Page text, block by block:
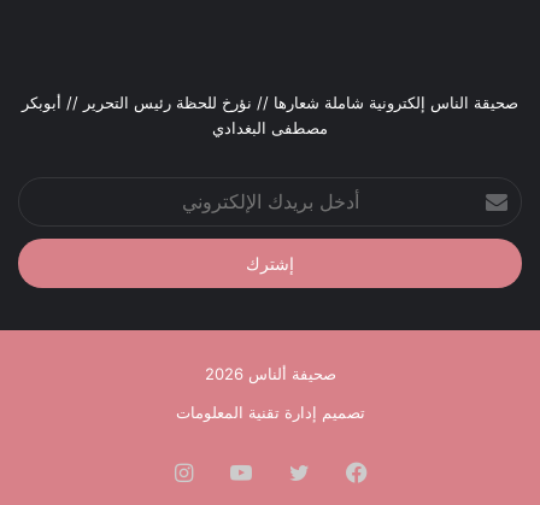
صحيقة الناس إلكترونية شاملة شعارها // نؤرخ للحظة رئيس التحرير // أبوبكر
مصطفى البغدادي
بريدك
الإلكتروني
صحيفة ألناس 2026
تصميم إدارة تقنية المعلومات
فيسبوك تويتر يوتيوب